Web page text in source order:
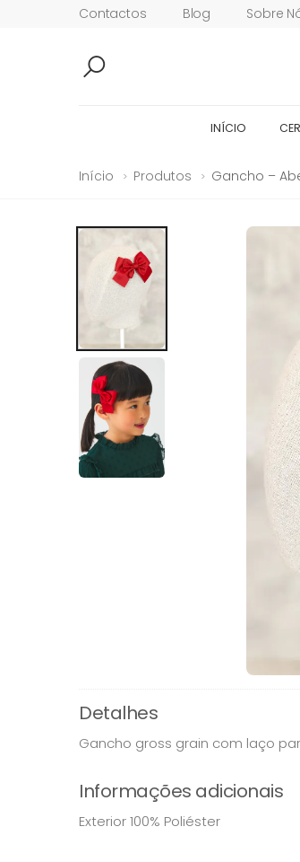
Contactos Blog Sobre
INÍCIO
Início Produtos Gancho –
Detalhes
Gancho gross grain com laço
Informações adicionais
Exterior 100% Poliéster